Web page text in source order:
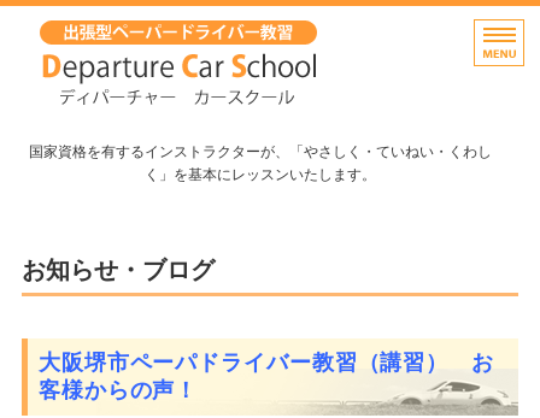
出張無料！大阪府堺市
国家資格を有するインストラクターが、「やさしく・ていねい・くわし
く」を基本にレッスンいたします。
出張教習(講習）・料金
よくあるご質問
インストラクター紹介
お知らせ・ブログ
大阪堺市ペーパドライバー教習（講習） お
客様からの声！